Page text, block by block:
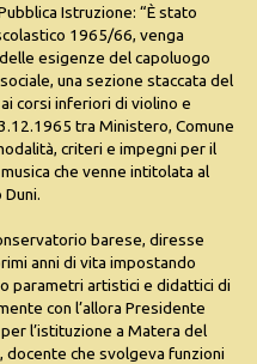
Istruzione: “È stato
1965/66, venga
esigenze del capoluogo
una sezione staccata del
corsi inferiori di violino e
tra Ministero, Comune
criteri e impegni per il
che venne intitolata al
barese, diresse
anni di vita impostando
parametri artistici e didattici di
con l’allora Presidente
l’istituzione a Matera del
docente che svolgeva funzioni